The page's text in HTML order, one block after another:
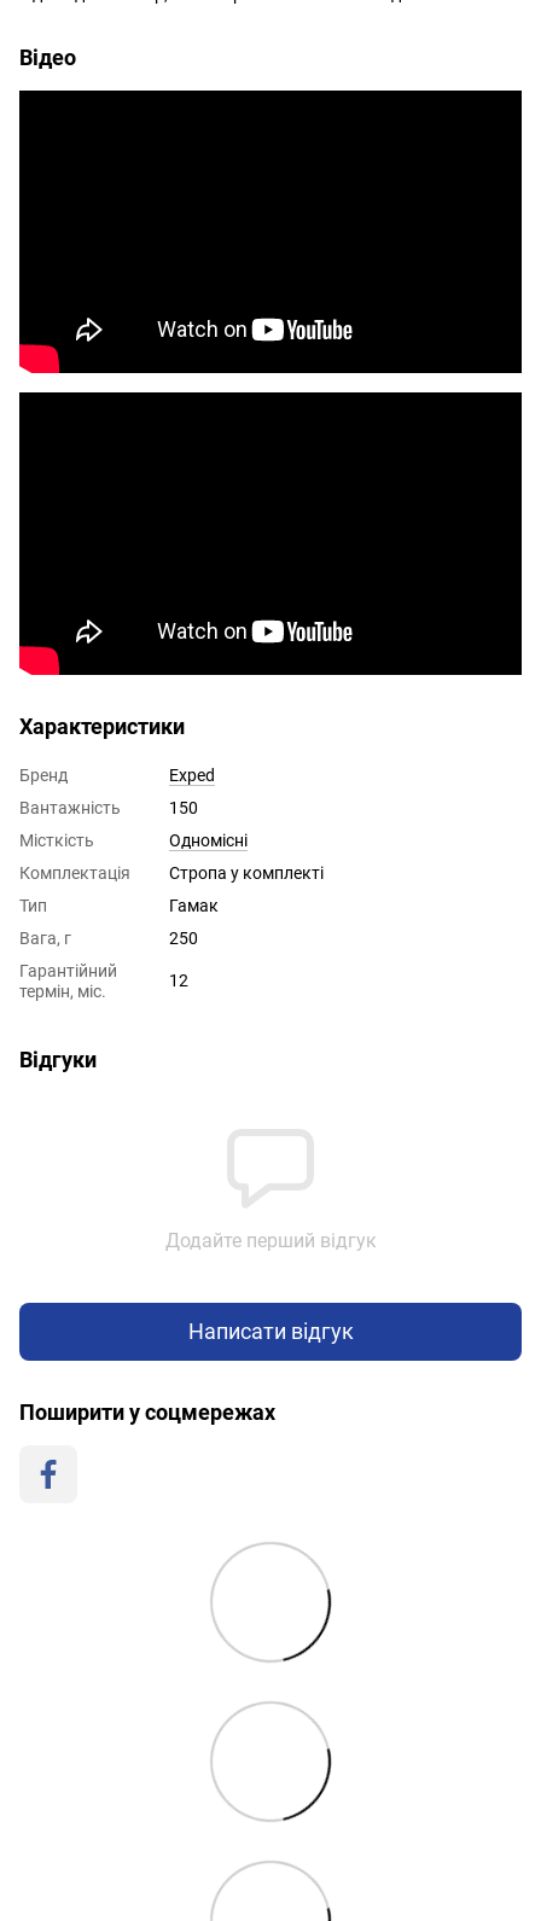
Відео
Характеристики
Бренд
Exped
Вантажність
150
Місткість
Одномісні
Комплектація
Стропа у комплекті
Тип
Гамак
Вага, г
250
Гарантійний
термін, міс.
12
Відгуки
Додайте перший відгук
Написати відгук
Поширити у соцмережах